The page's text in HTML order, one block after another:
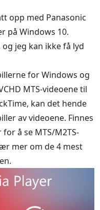
opp med Panasonic
på Windows 10.
jeg kan ikke få lyd
for Windows og
MTS-videoene til
kan det hende
av videoene. Finnes
å se MTS/M2TS-
mer om de 4 mest